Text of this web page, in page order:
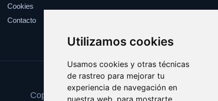
Utilizamos cookies
Usamos cookies y otras técnicas
de rastreo para mejorar tu
experiencia de navegación en
nuestra web, para mostrarte
Cookies
Contacto
Update cookies preferences
Copyright © 2025 zapatosortopedicos.es